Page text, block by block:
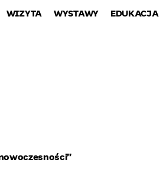
WIZYTA WYSTAWY EDUKACJA